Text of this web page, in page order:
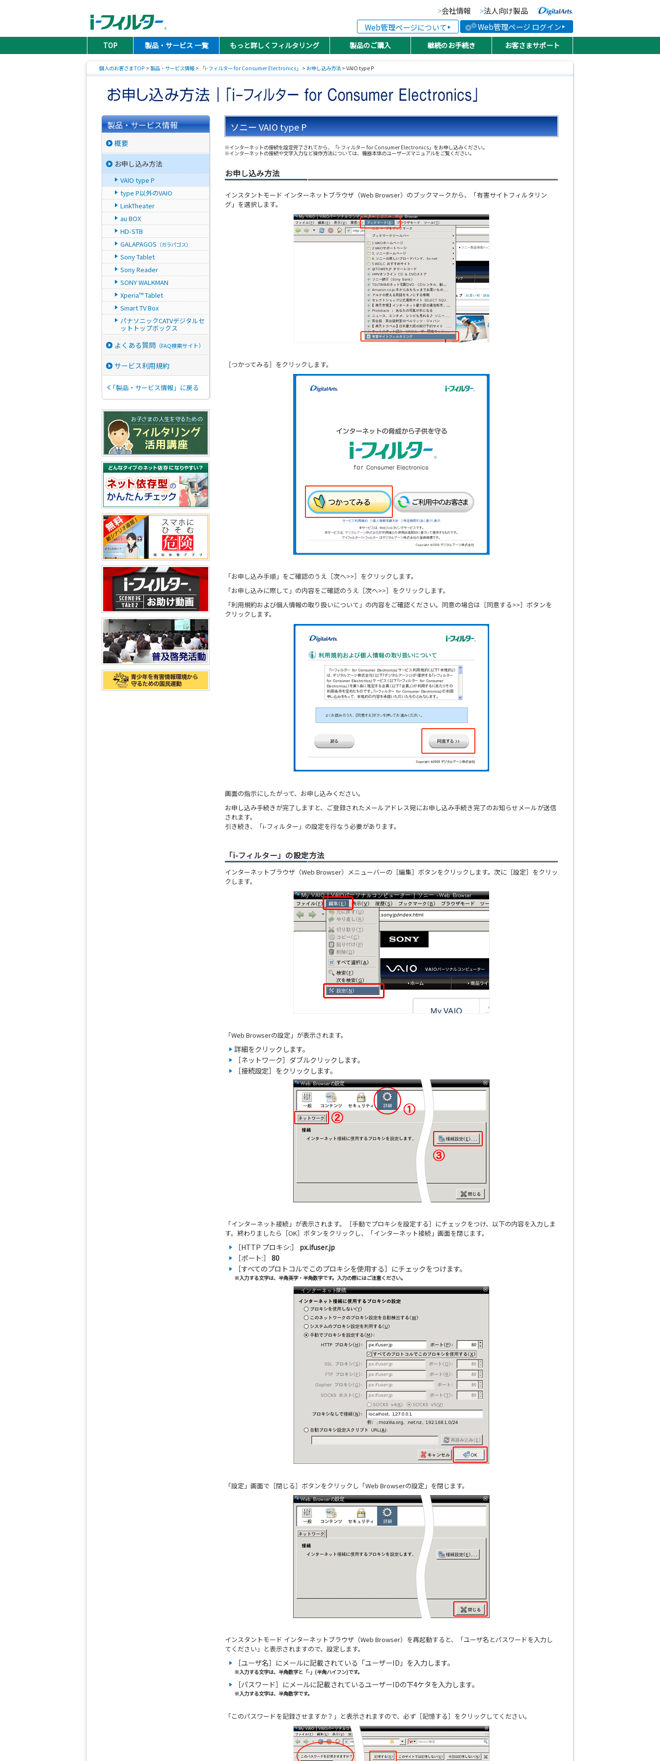
会社情報 法人向け製品
Web管理ページについて
Web管理ページ ログイン
TOP 製品・サービス 一覧 もっと詳しくフィルタリング 製品のご購入 継続のお手続き お客さまサポート
個人のお客さまTOP > 製品・サービス情報 > 「i-フィルター for Consumer Electronics」 > お申し込み方法 > VAIO type P
ソニー VAIO type P
※インターネットの接続を設定完了されてから、「i-フィルター for Consumer Electronics」をお申し込みください。
※インターネットの接続や文字入力など操作方法については、機器本体のユーザーズマニュアルをご覧ください。
お申し込み方法
インスタントモード インターネットブラウザ（Web Browser）のブックマークから、「有害サイトフィルタリン
グ」を選択します。
［つかってみる］をクリックします。
「お申し込み手順」をご確認のうえ［次へ>>］をクリックします。
「お申し込みに際して」の内容をご確認のうえ［次へ>>］をクリックします。
「利用規約および個人情報の取り扱いについて」の内容をご確認ください。同意の場合は［同意する>>］ボタンを
クリックします。
画面の指示にしたがって、お申し込みください。
お申し込み手続きが完了しますと、ご登録されたメールアドレス宛にお申し込み手続き完了のお知らせメールが送信
されます。
引き続き、「i-フィルター」の設定を行なう必要があります。
「i-フィルター」の設定方法
インターネットブラウザ（Web Browser）メニューバーの［編集］ボタンをクリックします。次に［設定］をクリッ
クします。
「Web Browserの設定」が表示されます。
詳細をクリックします。
［ネットワーク］ダブルクリックします。
［接続設定］をクリックします。
「インターネット接続」が表示されます。［手動でプロキシを設定する］にチェックをつけ、以下の内容を入力しま
す。終わりましたら［OK］ボタンをクリックし、「インターネット接続」画面を閉じます。
［HTTP プロキシ:］ px.ifuser.jp
［ポート:］ 80
［すべてのプロトコルでこのプロキシを使用する］にチェックをつけます。
※入力する文字は、半角英字・半角数字です。入力の際にはご注意ください。
「設定」画面で［閉じる］ボタンをクリックし「Web Browserの設定」を閉じます。
インスタントモード インターネットブラウザ（Web Browser）を再起動すると、「ユーザ名とパスワードを入力し
てください」と表示されますので、設定します。
［ユーザ名］にメールに記載されている「ユーザーID」を入力します。
※入力する文字は、半角数字と「-」(半角ハイフン)です。
［パスワード］にメールに記載されているユーザーIDの下4ケタを入力します。
※入力する文字は、半角数字です。
「このパスワードを記録させますか？」と表示されますので、必ず［記憶する］をクリックしてください。
製品・サービス情報
概要
お申し込み方法
VAIO type P
type P以外のVAIO
LinkTheater
au BOX
HD-STB
GALAPAGOS （ガラパゴス）
Sony Tablet
Sony Reader
SONY WALKMAN
Xperia™ Tablet
Smart TV Box
パナソニックCATVデジタルセ
ットトップボックス
よくある質問 （FAQ検索サイト）
サービス利用規約
「製品・サービス情報」に戻る